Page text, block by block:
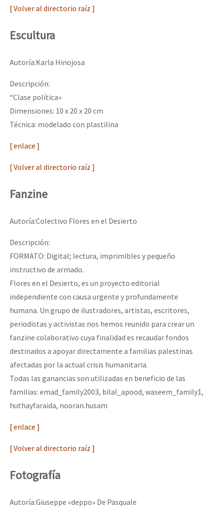
[ Volver al directorio raíz ]
Escultura
Autoría:Karla Hinojosa
Descripción:
“Clase política»
Dimensiones: 10 x 20 x 20 cm
Técnica: modelado con plastilina
[ enlace ]
[ Volver al directorio raíz ]
Fanzine
Autoría:Colectivo Flores en el Desierto
Descripción:
FORMATO: Digital; lectura, imprimibles y pequeño
instructivo de armado.
Flores en el Desierto, es un proyecto editorial
independiente con causa urgente y profundamente
humana. Un grupo de ilustradores, artistas, escritores,
periodistas y activistas nos hemos reunido para crear un
fanzine colaborativo cuya finalidad es recaudar fondos
destinados a apoyar directamente a familias palestinas
afectadas por la actual crisis humanitaria.
Todas las ganancias son utilizadas en beneficio de las
familias: emad_family2003, bilal_apood, waseem_family1,
huthayfaraida, nooran.husam
[ enlace ]
[ Volver al directorio raíz ]
Fotografía
Autoría:Giuseppe «deppo» De Pasquale